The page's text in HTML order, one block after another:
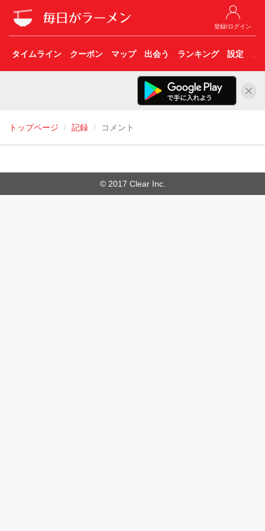
登録/ログイン
タイムライン クーポン マップ 出会う ランキング 設定 こ
トップページ 記録 コメント
© 2017 Clear Inc.